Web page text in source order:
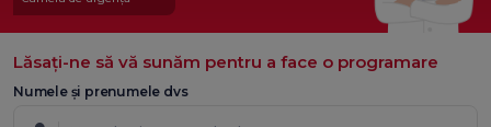
Lăsați-ne să vă sunăm pentru a face o programare
Numele și prenumele dvs